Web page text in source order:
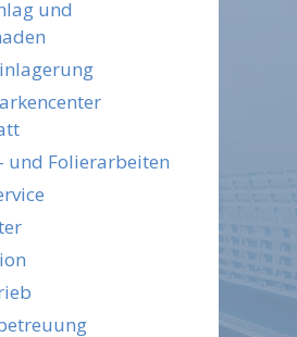
und
und Folierarbeiten